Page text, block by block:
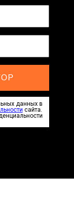
данных в
сайта.